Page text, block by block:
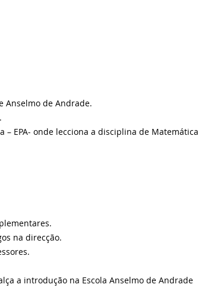
Anselmo de Andrade.
EPA- onde lecciona a disciplina de Matemática
na direcção.
a introdução na Escola Anselmo de Andrade